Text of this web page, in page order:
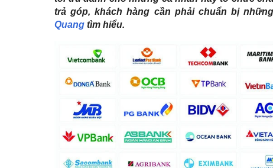
trả góp, khách hàng cần phải chuẩn bị
Quang tìm hiểu.